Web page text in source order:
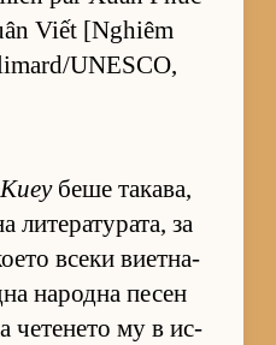
Viết [Nghiêm
UNESCO,
беше та­ка­ва,
ли­те­ра­ту­ра­та, за
всеки ви­ет­на­
на­родна пе­сен
че­те­нето му в ис­